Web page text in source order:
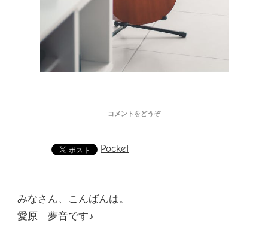
コメントをどうぞ(シ
Pocket
みなさん、こんばんは。
愛原 夢音です♪